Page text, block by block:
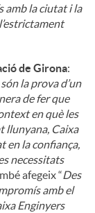
amb la ciutat i la
de Girona:
la prova d’un
de fer que
en què les
llunyana, Caixa
en la confiança,
necessitats
afegeix “Des
amb el
Enginyers